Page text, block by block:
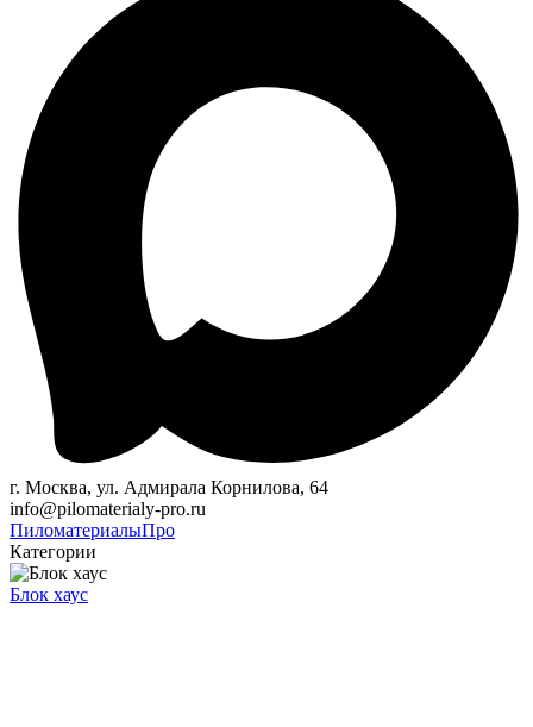
г. Москва, ул. Адмирала Корнилова, 64
info@pilomaterialy-pro.ru
ПиломатериалыПро
Категории
Блок хаус